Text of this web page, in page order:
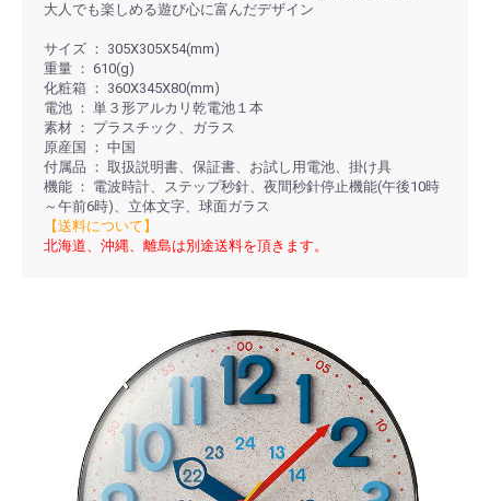
大人でも楽しめる遊び心に富んだデザイン
サイズ ： 305X305X54(mm)
重量 ： 610(g)
化粧箱 ： 360X345X80(mm)
電池 ： 単３形アルカリ乾電池１本
素材 ： プラスチック、ガラス
原産国 ： 中国
付属品 ： 取扱説明書、保証書、お試し用電池、掛け具
機能 ： 電波時計、ステップ秒針、夜間秒針停止機能(午後10時
～午前6時)、立体文字、球面ガラス
【送料について】
北海道、沖縄、離島は別途送料を頂きます。